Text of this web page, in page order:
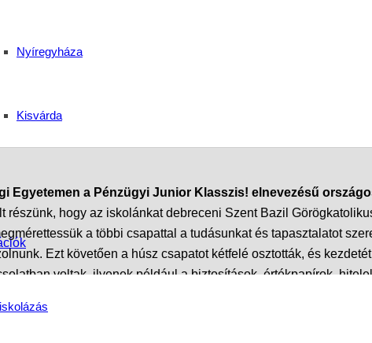
Nyíregyháza
Kisvárda
Országos pénzügyi
ban!
Egyetemen a Pénzügyi Junior Klasszis! elnevezésű
részünk, hogy az iskolánkat debreceni Szent Bazil
a többi csapattal a tudásunkat és tapasztalatot
Ezt követően a húsz csapatot kétfelé osztották, és
voltak, ilyenek például a biztosítások, értékpapírok,
Ezt követően a zsűritagok döntést hoztak és kiderült, melyik az
ismereteket szereztünk. Bár nem tudtuk megvárni a díjátadót,